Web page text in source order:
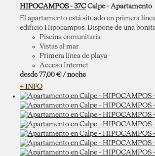
HIPOCAMPOS - 37C Calpe - Apartamento
El apartamento está situado en primera
edificio Hipocampos. Dispone de una
Piscina comunitaria
Vistas al mar
Primera línea de playa
Acceso Internet
desde 77,00 € / noche
+ INFO